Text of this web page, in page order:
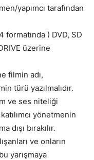
yapımcı tarafından
formatında ) DVD, SD
üzerine
filmin adı,
türü yazılmalıdır.
ve ses niteliği
yönetmenin
dışı bırakılır.
ve onların
yarışmaya